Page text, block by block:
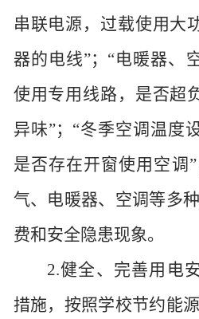
串联电源，过载使用大
器的电线”；“电暖器、
使用专用线路，是否超
异味”；“冬季空调温度
是否存在开窗使用空调
气、电暖器、空调等多
费和安全隐患现象。
2.健全、完善用电
措施，按照学校节约能